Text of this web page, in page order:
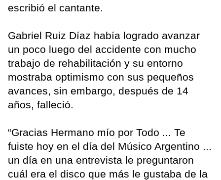
escribió el cantante.
Gabriel Ruiz Díaz había logrado avanzar
un poco luego del accidente con mucho
trabajo de rehabilitación y su entorno
mostraba optimismo con sus pequeños
avances, sin embargo, después de 14
años, falleció.
“Gracias Hermano mío por Todo ... Te
fuiste hoy en el día del Músico Argentino ...
un día en una entrevista le preguntaron
cuál era el disco que más le gustaba de la